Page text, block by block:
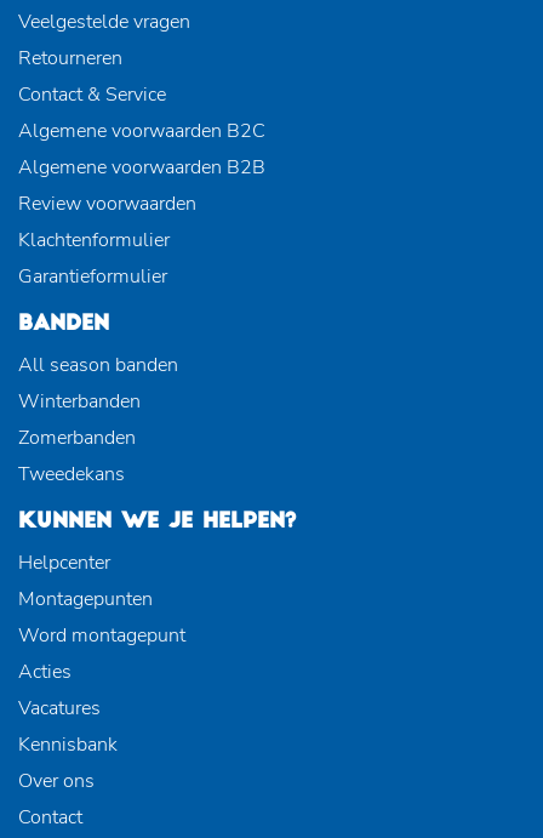
Veelgestelde vragen
Retourneren
Contact & Service
Algemene voorwaarden B2C
Algemene voorwaarden B2B
Review voorwaarden
Klachtenformulier
Garantieformulier
BANDEN
All season banden
Winterbanden
Zomerbanden
Tweedekans
KUNNEN WE JE HELPEN?
Helpcenter
Montagepunten
Word montagepunt
Acties
Vacatures
Kennisbank
Over ons
Contact